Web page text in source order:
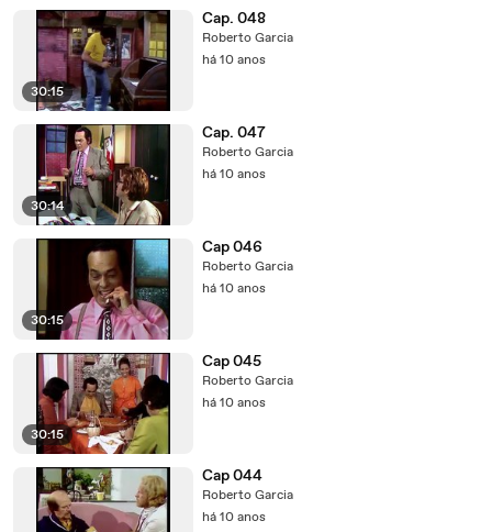
30:15
Cap. 048
Roberto Garcia
há 10 anos
30:14
Cap. 047
Roberto Garcia
há 10 anos
30:15
Cap 046
Roberto Garcia
há 10 anos
30:15
Cap 045
Roberto Garcia
há 10 anos
Cap 044
Roberto Garcia
há 10 anos